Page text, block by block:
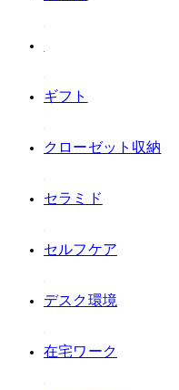
#ギフト
#クローゼット収納
#セラミド
#セルフケア
#デスク環境
#在宅ワーク